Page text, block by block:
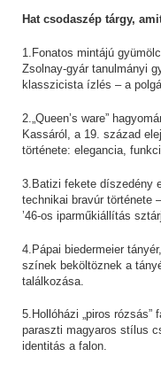
Hat csodaszép tárgy,
1.Fonatos mintájú
Zsolnay-gyár tanulmányi
klasszicista ízlés – a
2.„Queen’s ware”
Kassáról, a 19. század
története: elegancia,
3.Batizi fekete díszedény
technikai bravúr története
’46-os iparműkiállítás
4.Pápai biedermeier
színek beköltöznek a
találkozása.
5.Hollóházi „piros rózsás”
paraszti magyaros stílus
identitás a falon.